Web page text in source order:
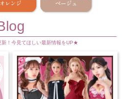
オレンジ ベージュ
！今見てほしい最新情報をUP★